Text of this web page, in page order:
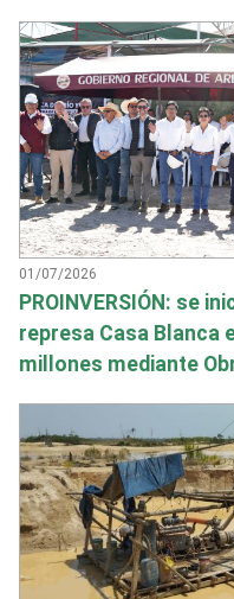
01/07/2026
PROINVERSIÓN: se
represa Casa Blanca
millones mediante